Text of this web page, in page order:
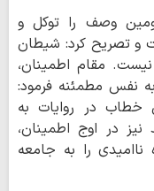
وصف را توکل و
و تصریح کرد: شیطان
مقام اطمینان،
نفس مطمئنه فرمود:
خطاب در روایات به
در اوج اطمینان،
ناامیدی را به جامعه